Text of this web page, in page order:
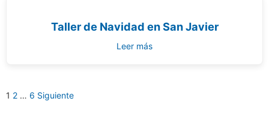
Taller de Navidad en San Javier
Leer más
1 2 … 6 Siguiente